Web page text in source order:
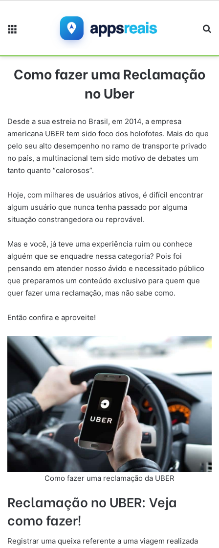
Como fazer uma Reclamação
no Uber
Desde a sua estreia no Brasil, em 2014, a empresa
americana UBER tem sido foco dos holofotes. Mais do que
pelo seu alto desempenho no ramo de transporte privado
no país, a multinacional tem sido motivo de debates um
tanto quanto “calorosos”.
Hoje, com milhares de usuários ativos, é difícil encontrar
algum usuário que nunca tenha passado por alguma
situação constrangedora ou reprovável.
Mas e você, já teve uma experiência ruim ou conhece
alguém que se enquadre nessa categoria? Pois foi
pensando em atender nosso ávido e necessitado público
que preparamos um conteúdo exclusivo para quem que
quer fazer uma reclamação, mas não sabe como.
Então confira e aproveite!
Como fazer uma reclamação da UBER
Reclamação no UBER: Veja
como fazer!
Registrar uma queixa referente a uma viagem realizada